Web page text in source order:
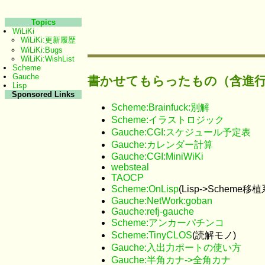
書かせてもらったもの（含進行
Scheme:Brainfuck:別解
Scheme:イラストロジック
Gauche:CGI:スケジュール予定表
Gauche:カレンダー計算
Gauche:CGI:MiniWiKi
websteal
TAOCP
Scheme:OnLisp(Lisp->Scheme移植
Gauche:NetWork:goban
Gauche:refj-gauche
Scheme:アンカーパチンコ
Scheme:TinyCLOS(読解モノ)
Gauche:入出力ポートの使い方
Gauche:半角カナ->全角カナ
Topics
WiLiKi
WiLiKi:更新履歴
WiLiKi:Bugs
WiLiKi:WishList
Scheme
Gauche
Lisp
Sponsored Links